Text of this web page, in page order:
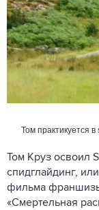
Том практикуется в
Том Круз освоил
спидглайдинг,
фильма
«Смертельная